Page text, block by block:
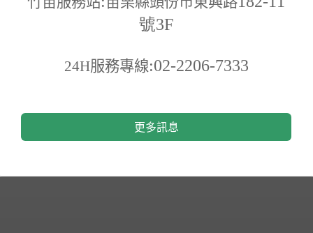
號3F
24H服務專線:02-2206-7333
更多訊息